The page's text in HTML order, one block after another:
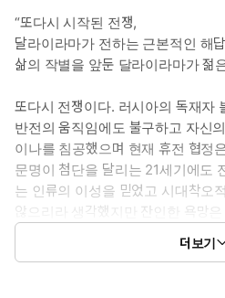
“또다시 시작된 전쟁,
달라이라마가 전하는 근본적인 해
삶의 작별을 앞둔 달라이라마가 젊
또다시 전쟁이다. 러시아의 독재자
반전의 움직임에도 불구하고 자신
이나를 침공했으며 현재 휴전 협정
문명이 첨단을 달리는 21세기에도
는 인류의 이성을 믿었고 시대착오
않으리라 생각했지만 잔인한 욕망
씬 강했다. 달라이라마의 마지막 전
기존 패러다임의 변화로는 더 이상
더보기